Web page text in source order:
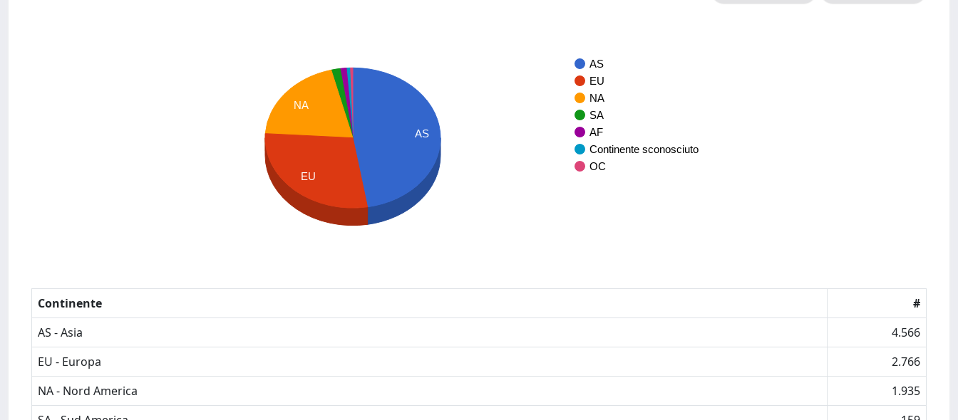
AS
EU
NA
SA
AF
Continente sconosciuto
OC
AS
NA
EU
Continente
#
AS - Asia
4.566
EU - Europa
2.766
NA - Nord America
1.935